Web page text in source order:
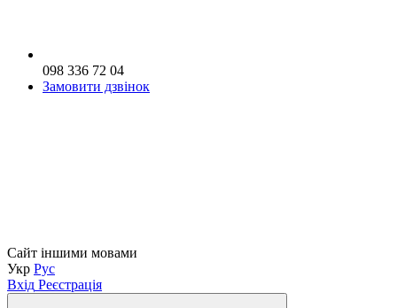
098 336 72 04
Замовити дзвінок
Сайт іншими мовами
Укр Рус
Вхід Реєстрація